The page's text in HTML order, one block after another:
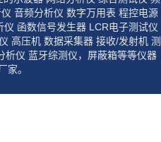
音频分析仪 数字万用表 程控电源
函数信号发生器 LCR电子测试仪
高压机 数据采集器 接收/发射机 测
析仪 蓝牙综测仪，屏蔽箱等等仪器
家。